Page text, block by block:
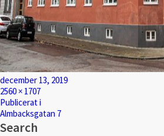
Postat
december 13, 2019
Full
storlek
2560 × 1707
Inläggsnavigering
Publicerat i
Almbacksgatan 7
Search